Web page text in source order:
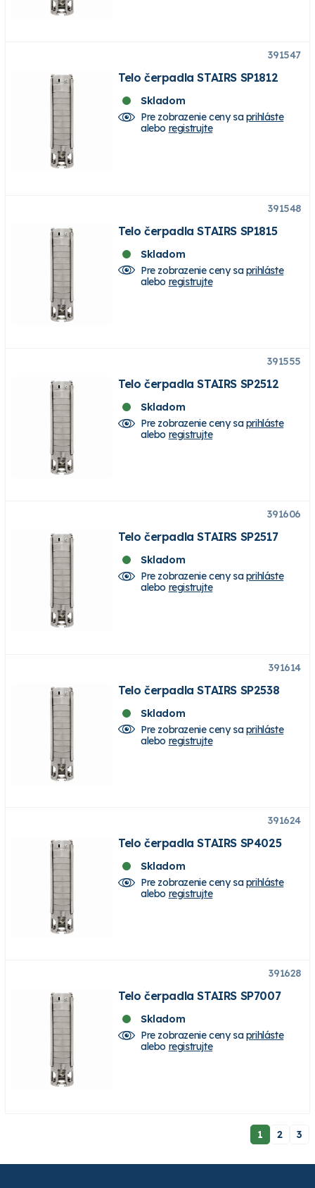
391547
Telo čerpadla STAIRS SP1812
Skladom
Pre zobrazenie ceny saprihláste
alebo registrujte
391548
Telo čerpadla STAIRS SP1815
Skladom
Pre zobrazenie ceny saprihláste
alebo registrujte
391555
Telo čerpadla STAIRS SP2512
Skladom
Pre zobrazenie ceny saprihláste
alebo registrujte
391606
Telo čerpadla STAIRS SP2517
Skladom
Pre zobrazenie ceny saprihláste
alebo registrujte
391614
Telo čerpadla STAIRS SP2538
Skladom
Pre zobrazenie ceny saprihláste
alebo registrujte
391624
Telo čerpadla STAIRS SP4025
Skladom
Pre zobrazenie ceny saprihláste
alebo registrujte
391628
Telo čerpadla STAIRS SP7007
Skladom
Pre zobrazenie ceny saprihláste
alebo registrujte
1 2 3